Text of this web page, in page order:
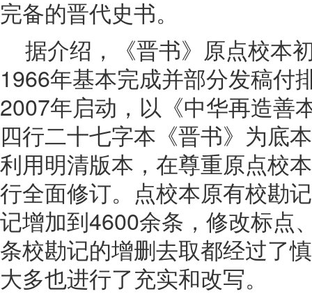
完备的晋代史书。
据介绍，《晋书》原点校本
1966年基本完成并部分发稿付
2007年启动，以《中华再造善
四行二十七字本《晋书》为底
利用明清版本，在尊重原点校
行全面修订。点校本原有校勘
记增加到4600余条，修改标点
条校勘记的增删去取都经过了
大多也进行了充实和改写。